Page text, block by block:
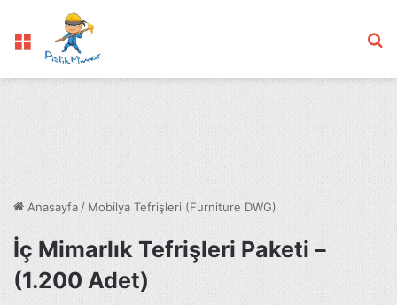
Menü
Anasayfa / Mobilya Tefrişleri (Furniture DWG)
İç Mimarlık Tefrişleri Paketi –
(1.200 Adet)